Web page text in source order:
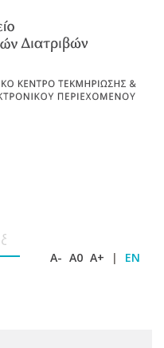
A- A0 A+ | EN